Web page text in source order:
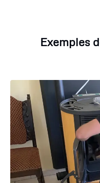
Exemples